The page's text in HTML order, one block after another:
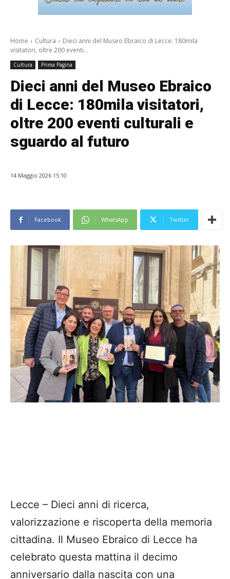
Home Cultura
Dieci anni del Museo Ebraico di Lecce: 180mila
visitatori, oltre 200 eventi...
Cultura Prima Pagina
Dieci anni del Museo Ebraico
di Lecce: 180mila visitatori,
oltre 200 eventi culturali e
sguardo al futuro
14 Maggio 2026 15:10
Facebook WhatsApp Twitter
Lecce – Dieci anni di ricerca,
valorizzazione e riscoperta della memoria
cittadina. Il Museo Ebraico di Lecce ha
celebrato questa mattina il decimo
anniversario dalla nascita con una